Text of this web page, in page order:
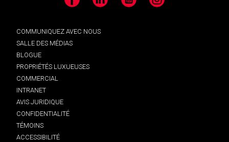
Facebook LinkedIn YouTube Instagram
COMMUNIQUEZ AVEC NOUS
SALLE DES MÉDIAS
BLOGUE
PROPRIÉTÉS LUXUEUSES
COMMERCIAL
INTRANET
AVIS JURIDIQUE
CONFIDENTIALITÉ
TÉMOINS
ACCESSIBILITÉ